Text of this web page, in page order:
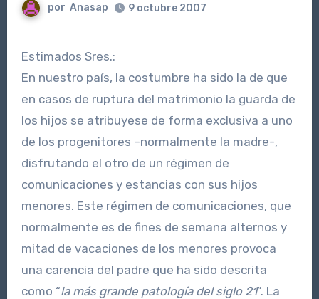
por Anasap 9 octubre 2007
Estimados Sres.:
En nuestro país, la costumbre ha sido la de que
en casos de ruptura del matrimonio la guarda de
los hijos se atribuyese de forma exclusiva a uno
de los progenitores –normalmente la madre-,
disfrutando el otro de un régimen de
comunicaciones y estancias con sus hijos
menores. Este régimen de comunicaciones, que
normalmente es de fines de semana alternos y
mitad de vacaciones de los menores provoca
una carencia del padre que ha sido descrita
como “la más grande patología del siglo 21”. La